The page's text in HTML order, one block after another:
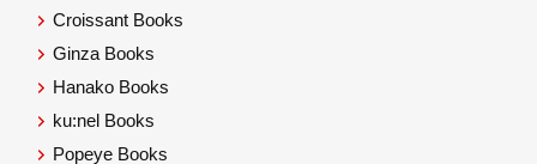
Croissant Books
Ginza Books
Hanako Books
ku:nel Books
Popeye Books